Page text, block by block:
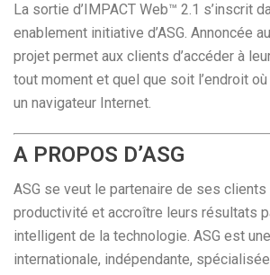
La sortie d’IMPACT Web™ 2.1 s’inscrit
enablement initiative d’ASG. Annoncée
projet permet aux clients d’accéder à
tout moment et quel que soit l’endroit
un navigateur Internet.
A PROPOS D’ASG
ASG se veut le partenaire de ses
productivité et accroître leurs résultats
intelligent de la technologie. ASG est
internationale, indépendante,